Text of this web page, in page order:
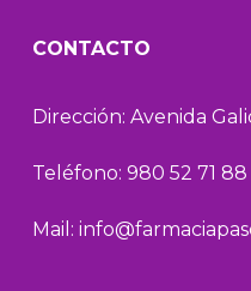
CONTACTO
Dirección: Avenida
Teléfono: 980 52 71 88
Mail: